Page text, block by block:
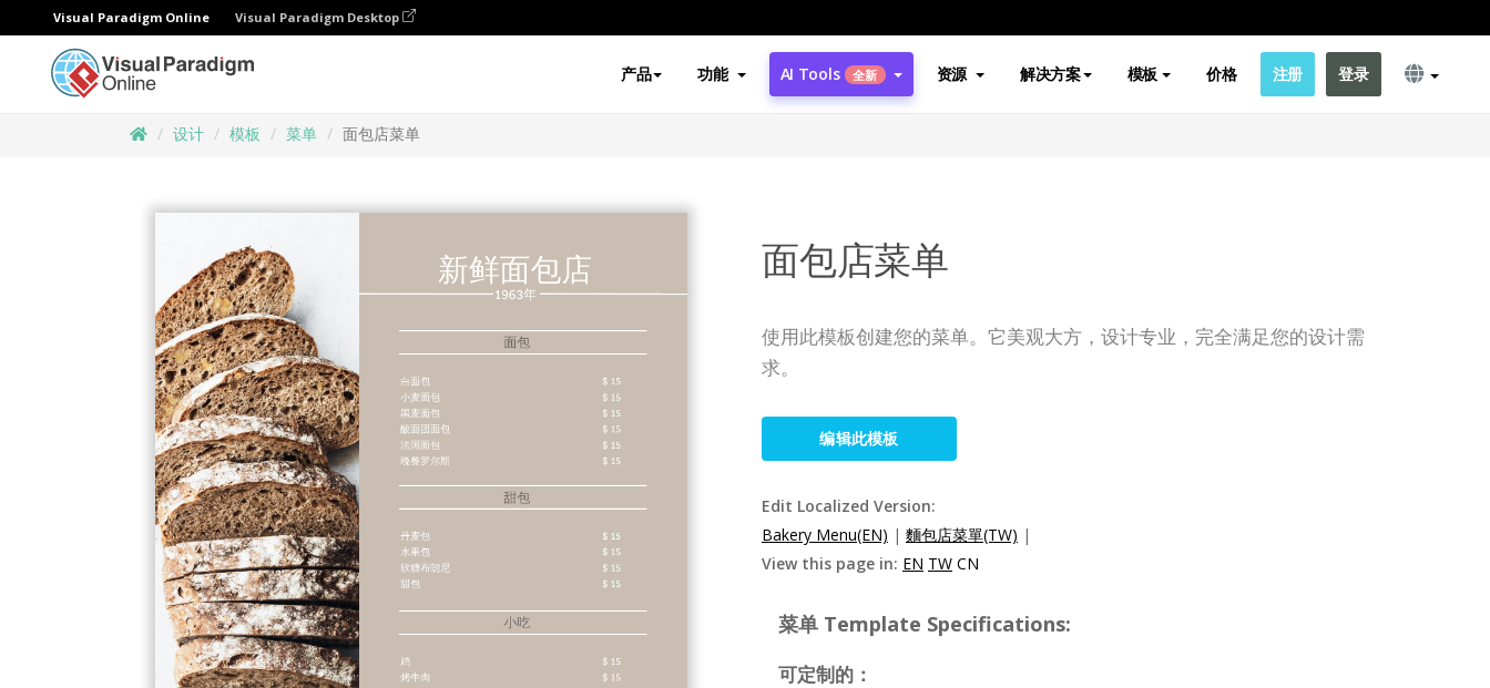
Visual Paradigm Online Visual Paradigm Desktop
产品 功能 AI Tools 全新 资源 解决方案 模板 价格 注册 登录
设计 模板 菜单 面包店菜单
面包店菜单
使用此模板创建您的菜单。它美观大方，设计专业，完全满足您的设计需
求。
编辑此模板
Edit Localized Version:
Bakery Menu(EN) | 麵包店菜單(TW) |
View this page in: EN TW CN
菜单 Template Specifications:
可定制的：